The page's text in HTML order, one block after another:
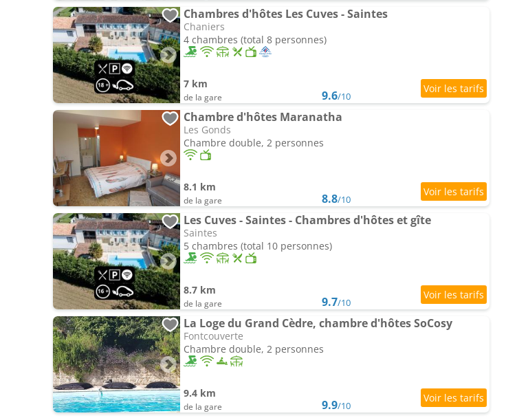
Chambres d'hôtes Les Cuves - Saintes
Chaniers
4 chambres (total 8 personnes)
7 km
de la gare 9.6/10
Chambre d'hôtes Maranatha
Les Gonds
Chambre double, 2 personnes
8.1 km
de la gare 8.8/10
Les Cuves - Saintes - Chambres d'hôtes et gîte
Saintes
5 chambres (total 10 personnes)
8.7 km
de la gare 9.7/10
La Loge du Grand Cèdre, chambre d'hôtes SoCosy
Fontcouverte
Chambre double, 2 personnes
9.4 km
de la gare 9.9/10